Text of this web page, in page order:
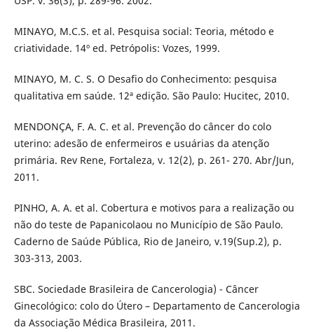
MINAYO, M.C.S. et al. Pesquisa social: Teoria, método e
criatividade. 14º ed. Petrópolis: Vozes, 1999.
MINAYO, M. C. S. O Desafio do Conhecimento: pesquisa
qualitativa em saúde. 12ª edição. São Paulo: Hucitec, 2010.
MENDONÇA, F. A. C. et al. Prevenção do câncer do colo
uterino: adesão de enfermeiros e usuárias da atenção
primária. Rev Rene, Fortaleza, v. 12(2), p. 261- 270. Abr/Jun,
2011.
PINHO, A. A. et al. Cobertura e motivos para a realização ou
não do teste de Papanicolaou no Município de São Paulo.
Caderno de Saúde Pública, Rio de Janeiro, v.19(Sup.2), p.
303-313, 2003.
SBC. Sociedade Brasileira de Cancerologia) - Câncer
Ginecológico: colo do Útero – Departamento de Cancerologia
da Associação Médica Brasileira, 2011.